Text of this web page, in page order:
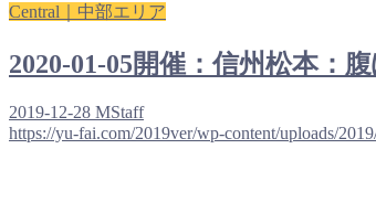
Central｜中部エリア
2020-01-05開催：信州松本：
2019-12-28 MStaff
https://yu-fai.com/2019ver/wp-content/uploads/